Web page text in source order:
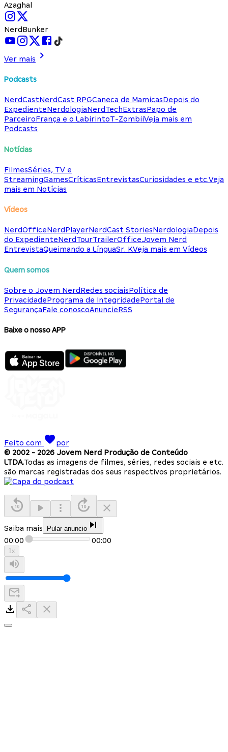
Azaghal
NerdBunker
Ver mais
Podcasts
NerdCastNerdCast RPGCaneca de MamicasDepois do
ExpedienteNerdologiaNerdTechExtrasPapo de
ParceiroFrança e o LabirintoT-ZombiiVeja mais em
Podcasts
Notícias
FilmesSéries, TV e
StreamingGamesCríticasEntrevistasCuriosidades e etc.Veja
mais em Notícias
Vídeos
NerdOfficeNerdPlayerNerdCast StoriesNerdologiaDepois
do ExpedienteNerdTourTrailerOfficeJovem Nerd
EntrevistaQueimando a LínguaSr. KVeja mais em Vídeos
Quem somos
Sobre o Jovem NerdRedes sociaisPolítica de
PrivacidadePrograma de IntegridadePortal de
SegurançaFale conoscoAnuncieRSS
Baixe o nosso APP
Feito com
por
© 2002 - 2026 Jovem Nerd Produção de Conteúdo
LTDA.Todas as imagens de filmes, séries, redes sociais e etc.
são marcas registradas dos seus respectivos proprietários.
Saiba mais Pular anuncio
00:00 00:00
1x